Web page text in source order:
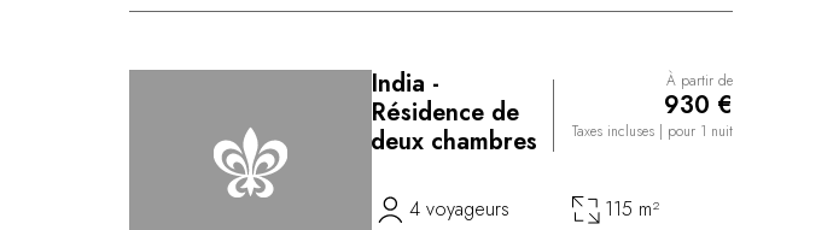
India -
Résidence de
deux chambres
À partir de
930 €
Taxes incluses | pour 1 nuit
4 voyageurs 115 m²